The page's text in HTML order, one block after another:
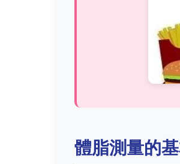
體脂測量的